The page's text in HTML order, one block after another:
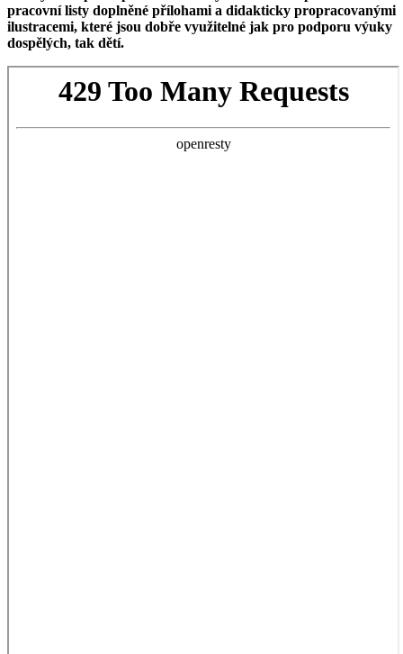
pracovní listy doplněné přílohami a didakticky propracovanými
ilustracemi, které jsou dobře využitelné jak pro podporu výuky
dospělých, tak dětí.
Skip